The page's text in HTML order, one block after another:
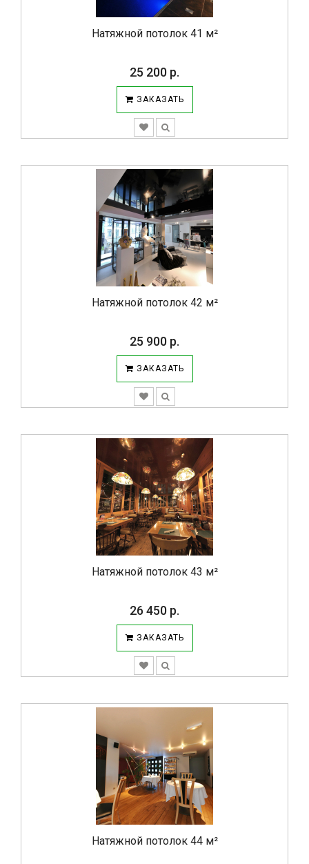
Натяжной потолок 41 м²
25 200 р.
ЗАКАЗАТЬ
Натяжной потолок 42 м²
25 900 р.
ЗАКАЗАТЬ
Натяжной потолок 43 м²
26 450 р.
ЗАКАЗАТЬ
Натяжной потолок 44 м²